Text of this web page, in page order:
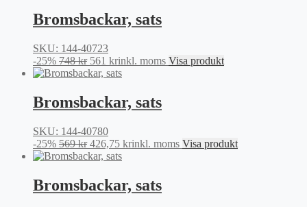
var:
433 kr.
324,75 kr.
Bromsbackar, sats
SKU: 144-40723
-25% 748kr Det
ursprungliga
var:
748 kr.
561 krDet
nuvarande
561 kr.
inkl. moms Visa produkt
Bromsbackar, sats
SKU: 144-40780
-25% 569kr Det
ursprungliga
var:
569 kr.
426,75 krDet
426,75 kr.
inkl. moms Visa produkt
Bromsbackar, sats